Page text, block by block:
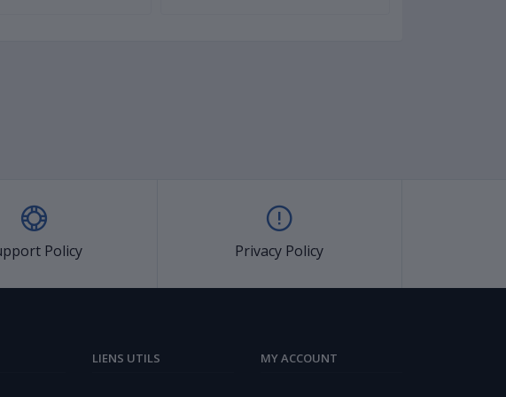
Policy Privacy Policy
LIENS UTILS MY ACCOUNT